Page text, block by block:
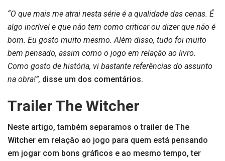
“O que mais me atrai nesta série é a qualidade das cenas. É
algo incrível e que não tem como criticar ou dizer que não é
bom. Eu gosto muito mesmo. Além disso, tudo foi muito
bem pensado, assim como o jogo em relação ao livro.
Como gosto de história, vi bastante referências do assunto
na obra!”, disse um dos comentários.
Trailer The Witcher
Neste artigo, também separamos o trailer de The
Witcher em relação ao jogo para quem está pensando
em jogar com bons gráficos e ao mesmo tempo, ter